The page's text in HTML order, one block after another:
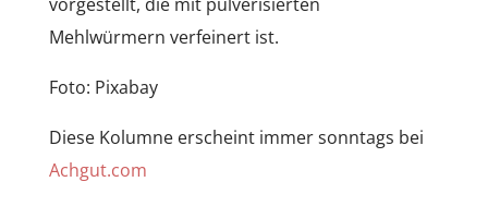
vorgestellt, die mit pulverisierten
Mehlwürmern verfeinert ist.
Foto: Pixabay
Diese Kolumne erscheint immer sonntags bei
Achgut.com